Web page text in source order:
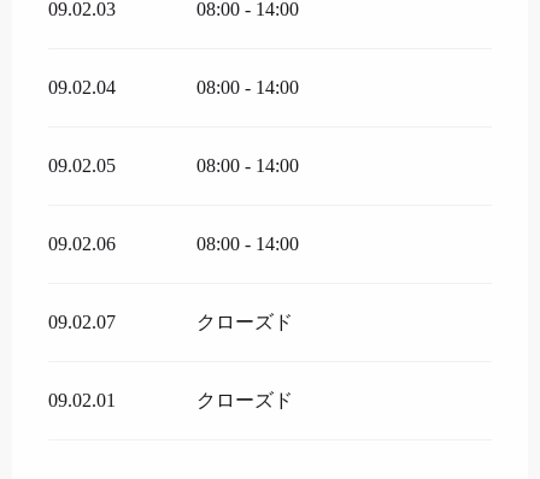
09.02.03 08:00 - 14:00
09.02.04 08:00 - 14:00
09.02.05 08:00 - 14:00
09.02.06 08:00 - 14:00
09.02.07 クローズド
09.02.01 クローズド